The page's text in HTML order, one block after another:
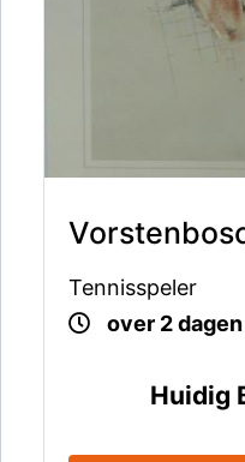
Tennisspeler
over 2 dagen
Huidig